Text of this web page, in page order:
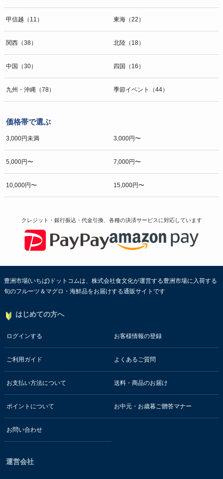
甲信越（11） 東海（22）
関西（38） 北陸（18）
中国（30） 四国（16）
九州・沖縄（78） 季節イベント（44）
価格帯で選ぶ
3,000円未満 3,000円〜
5,000円〜 7,000円〜
10,000円〜 15,000円〜
クレジット・銀行振込・代金引換、各種の決済サービスに対応しています
豊洲市場(いちば)ドットコムは、株式会社食文化が運営する豊洲市場に入荷する
旬のフルーツ＆マグロ・海鮮品をお届けする通販サイトです
はじめての方へ
ログインする お客様情報の登録
ご利用ガイド よくあるご質問
お支払い方法について 送料・商品のお届け
ポイントについて お中元・お歳暮ご贈答マナー
お問い合わせ
運営会社